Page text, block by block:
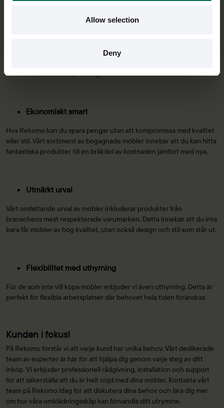
Allow selection
Deny
minskar vi avfallet och vår kollektiva miljöpåverkan. Rekomos
säkerställa att de uppfyller högsta kvalitet.
Ekonomiskt smart
Hos Rekomo kan du spara pengar utan att kompromissa med kvalitet
eller stil. Vårt sortiment av begagnade möbler innebär att du kan hitta
fantastiska produkter till en bråkdel av kostnaden jämfört med nya.
Utmärkt urval
Vårt omfattande urval av möbler inkluderar produkter från
branschens mest respekterade varumärken. Detta innebär att du inte
bara får möbler av hög kvalitet, utan också design och stil som står ut.
Flexibilitet med uthyrning
För de som inte vill köpa möbler erbjuder vi även uthyrning. Detta är
perfekt för flexibla arbetsplatser där behovet hela tiden förändras.
Kunden i fokus!
På Rekomo förstår vi att varje kund har unika behov. Vårt dedikerade
team av experter är här för att hjälpa dig genom varje steg av ditt
inköp. Vi erbjuder professionell rådgivning, installation och support
för att säkerställa att du är helt nöjd med dina möbler. Kontakta vårt
team på Rekomo idag för att diskutera dina behov och lära dig mer
om hur våra omklädningsskåp kan förvandla ditt utrymme.